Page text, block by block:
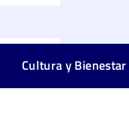
Cultura y Bienestar